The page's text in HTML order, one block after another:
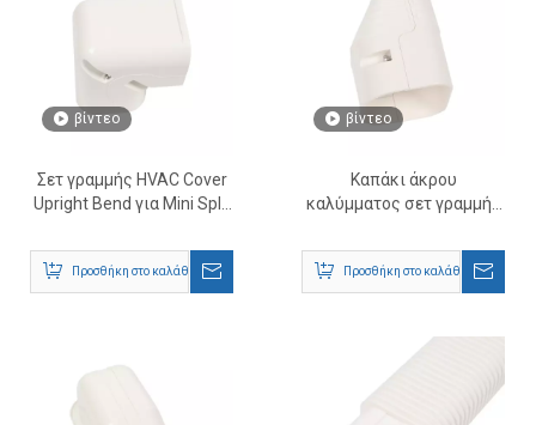
βίντεο
Σετ γραμμής HVAC Cover
Upright Bend για Mini Split
Προσθήκη στο καλάθι
βίντεο
Καπάκι άκρου
καλύμματος σετ γραμμής
Προσθήκη στο καλάθι